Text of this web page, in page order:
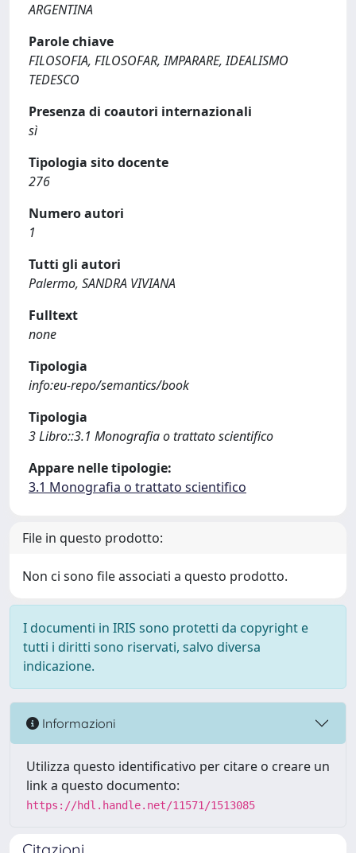
ARGENTINA
Parole chiave
FILOSOFIA, FILOSOFAR, IMPARARE, IDEALISMO
TEDESCO
Presenza di coautori internazionali
sì
Tipologia sito docente
276
Numero autori
1
Tutti gli autori
Palermo, SANDRA VIVIANA
Fulltext
none
Tipologia
info:eu-repo/semantics/book
Tipologia
3 Libro::3.1 Monografia o trattato scientifico
Appare nelle tipologie:
3.1 Monografia o trattato scientifico
File in questo prodotto:
Non ci sono file associati a questo prodotto.
I documenti in IRIS sono protetti da copyright e
tutti i diritti sono riservati, salvo diversa
indicazione.
Informazioni
Utilizza questo identificativo per citare o creare un
link a questo documento:
https://hdl.handle.net/11571/1513085